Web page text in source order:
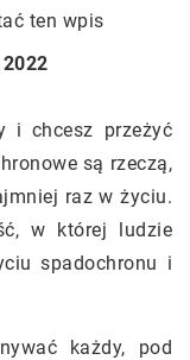
ten wpis
i chcesz przeżyć
są rzeczą,
raz w życiu.
w której ludzie
spadochronu i
każdy, pod